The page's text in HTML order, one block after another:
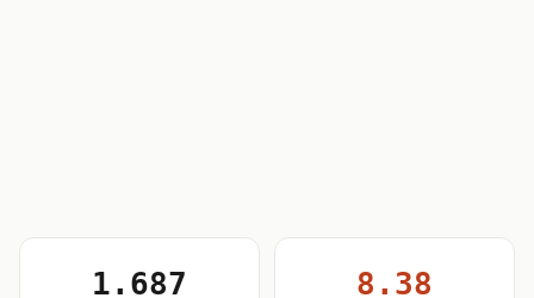
1.687 8.38